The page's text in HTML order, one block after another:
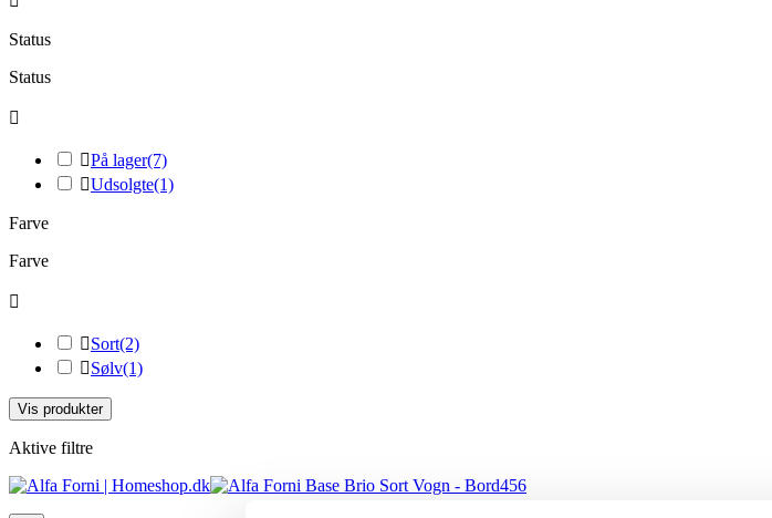
Status
Status

På lager(7)
Udsolgte(1)
Farve
Farve

Sort(2)
Sølv(1)
Vis produkter
Aktive filtre